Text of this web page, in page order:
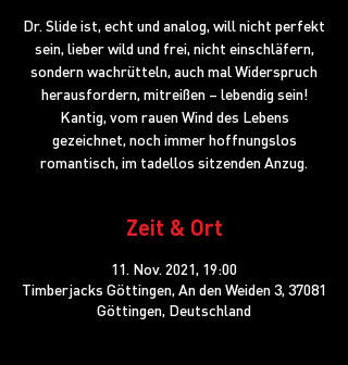
Dr. Slide ist, echt und analog, will nicht perfekt
sein, lieber wild und frei, nicht einschläfern,
sondern wachrütteln, auch mal Widerspruch
herausfordern, mitreißen – lebendig sein!
Kantig, vom rauen Wind des Lebens
gezeichnet, noch immer hoffnungslos
romantisch, im tadellos sitzenden Anzug.
Zeit & Ort
11. Nov. 2021, 19:00
Timberjacks Göttingen, An den Weiden 3, 37081
Göttingen, Deutschland